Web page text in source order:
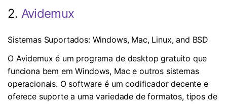
2. Avidemux
Sistemas Suportados: Windows, Mac, Linux, and BSD
O Avidemux é um programa de desktop gratuito que
funciona bem em Windows, Mac e outros sistemas
operacionais. O software é um codificador decente e
oferece suporte a uma variedade de formatos, tipos de